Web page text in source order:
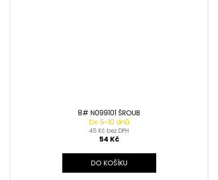
8# N099101 ŠROUB
Do 5-10 dnů
45 Kč bez DPH
54 Kč
DO KOŠÍKU